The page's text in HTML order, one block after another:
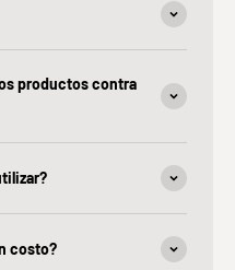
productos contra
costo?